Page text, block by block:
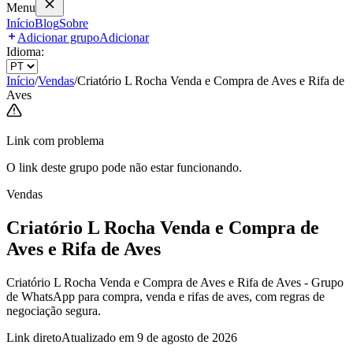
Menu
InícioBlogSobre
Adicionar grupoAdicionar
Idioma:
Início/Vendas/Criatório L Rocha Venda e Compra de Aves e Rifa de
Aves
Link com problema
O link deste grupo pode não estar funcionando.
Vendas
Criatório L Rocha Venda e Compra de
Aves e Rifa de Aves
Criatório L Rocha Venda e Compra de Aves e Rifa de Aves - Grupo
de WhatsApp para compra, venda e rifas de aves, com regras de
negociação segura.
Link diretoAtualizado em 9 de agosto de 2026